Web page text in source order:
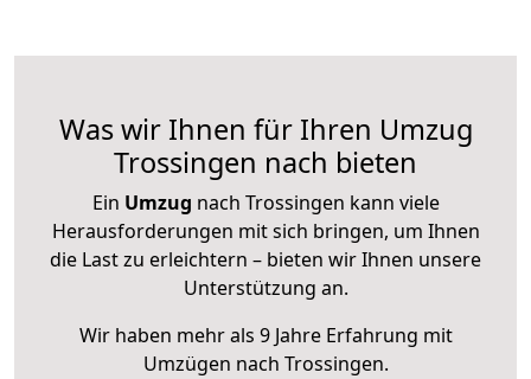
Was wir Ihnen für Ihren Umzug
Trossingen nach bieten
Ein Umzug nach Trossingen kann viele
Herausforderungen mit sich bringen, um Ihnen
die Last zu erleichtern – bieten wir Ihnen unsere
Unterstützung an.
Wir haben mehr als 9 Jahre Erfahrung mit
Umzügen nach Trossingen.